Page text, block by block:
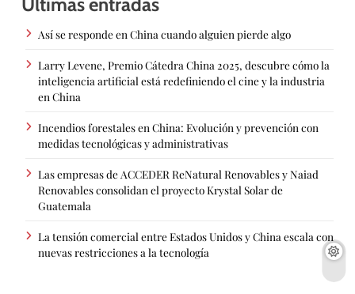
Últimas entradas
Así se responde en China cuando alguien pierde algo
Larry Levene, Premio Cátedra China 2025, descubre cómo la
inteligencia artificial está redefiniendo el cine y la industria
en China
Incendios forestales en China: Evolución y prevención con
medidas tecnológicas y administrativas
Las empresas de ACCEDER ReNatural Renovables y Naiad
Renovables consolidan el proyecto Krystal Solar de
Guatemala
La tensión comercial entre Estados Unidos y China escala con
nuevas restricciones a la tecnología